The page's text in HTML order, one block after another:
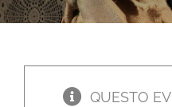
QUESTO